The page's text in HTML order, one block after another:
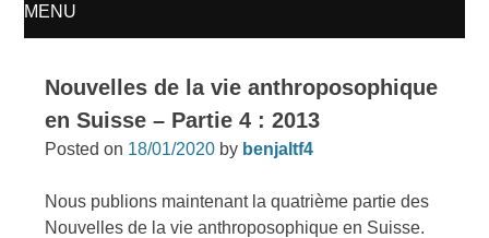
MENU
TO
Nouvelles de la vie anthroposophique
en Suisse – Partie 4 : 2013
Posted on 18/01/2020 by benjaltf4
Nous publions maintenant la quatrième partie des
Nouvelles de la vie anthroposophique en Suisse.